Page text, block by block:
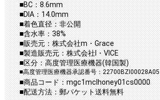
■BC：8.6mm
■DIA：14.0mm
■着色直径：非公開
■含水率：38%
■販売元：株式会社m・Grace
■製造販売元：株式会社I・VICE
■区分：高度管理医療機器(韓国製)
■高度管理医療機器承認番号：22700BZI00028A05
■商品コード：mgc1mclhoney01cs0000
■配送方法：郵パケット送料無料